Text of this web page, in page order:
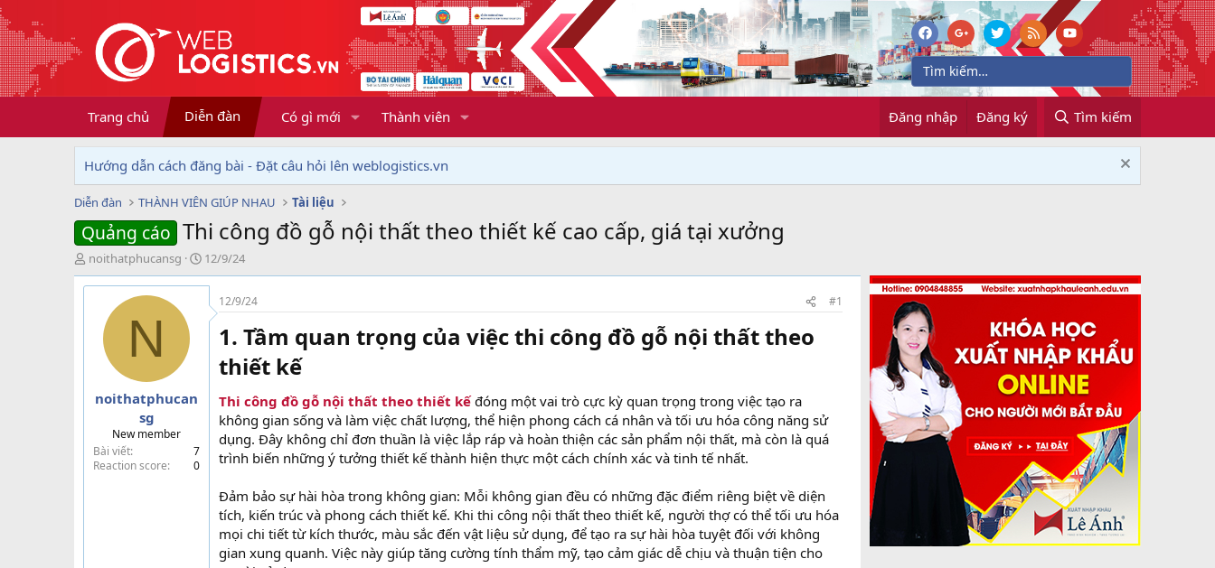
Trang chủ Diễn đàn Có gì mới Thành viên Đăng nhập Đăng ký Tìm kiếm
Hướng dẫn cách đăng bài - Đặt câu hỏi lên weblogistics.vn
Diễn đàn THÀNH VIÊN GIÚP NHAU Tài liệu
Quảng cáo Thi công đồ gỗ nội thất theo thiết kế cao cấp, giá tại xưởng
T
h
r
noithatphucansg
N
g
à
y
g
12/9/24
N
noithatphucan
sg
New member
Bài viết
7
Reaction score
0
12/9/24 #1
1. Tầm quan trọng của việc thi công đồ gỗ nội thất theo
thiết kế​
Thi công đồ gỗ nội thất theo thiết kếđóng một vai trò cực kỳ quan trọng trong việc tạo ra
không gian sống và làm việc chất lượng, thể hiện phong cách cá nhân và tối ưu hóa công năng sử
dụng. Đây không chỉ đơn thuần là việc lắp ráp và hoàn thiện các sản phẩm nội thất, mà còn là quá
trình biến những ý tưởng thiết kế thành hiện thực một cách chính xác và tinh tế nhất.
Đảm bảo sự hài hòa trong không gian: Mỗi không gian đều có những đặc điểm riêng biệt về diện
tích, kiến trúc và phong cách thiết kế. Khi thi công nội thất theo thiết kế, người thợ có thể tối ưu hóa
mọi chi tiết từ kích thước, màu sắc đến vật liệu sử dụng, để tạo ra sự hài hòa tuyệt đối với không
gian xung quanh. Việc này giúp tăng cường tính thẩm mỹ, tạo cảm giác dễ chịu và thuận tiện cho